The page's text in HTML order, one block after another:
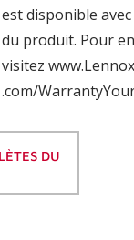
est disponible
du produit. Pour
visitez www.Lennox
.com/
DU